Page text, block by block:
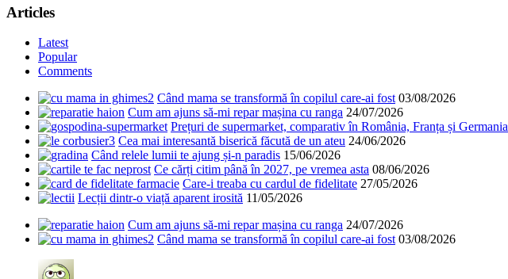
Articles
Latest
Popular
Comments
Când mama se transformă în copilul care-ai fost 03/08/2026
Cum am ajuns să-mi repar mașina cu ranga 24/07/2026
Prețuri de supermarket, comparativ în România, Franța și Germania
Cea mai interesantă biserică făcută de un ateu 24/06/2026
Când relele lumii te ajung și-n paradis 15/06/2026
Ce cărți citim până în 2027, pe vremea asta 08/06/2026
Care-i treaba cu cardul de fidelitate 27/05/2026
Lecții dintr-o viață aparent irosită 11/05/2026
Cum am ajuns să-mi repar mașina cu ranga 24/07/2026
Când mama se transformă în copilul care-ai fost 03/08/2026